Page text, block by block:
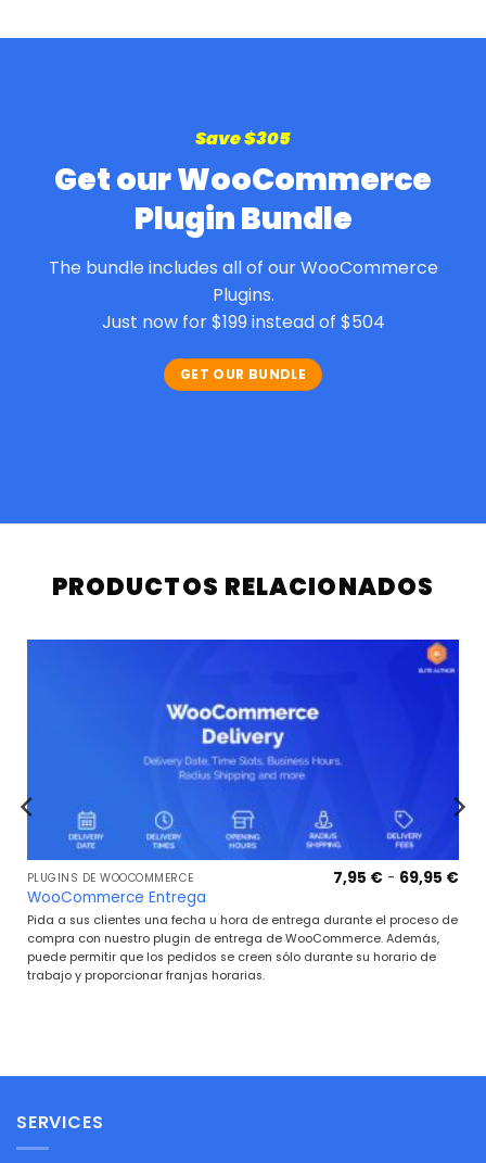
Save $305
Get our WooCommerce
Plugin Bundle
The bundle includes all of our WooCommerce
Plugins.
Just now for $199 instead of $504
GET OUR BUNDLE
PRODUCTOS RELACIONADOS
PLUGINS DE WOOCOMMERCE
WooCommerce Entrega
7,95 € - 69,95 €
Pida a sus clientes una fecha u hora de entrega durante el proceso de
compra con nuestro plugin de entrega de WooCommerce. Además,
puede permitir que los pedidos se creen sólo durante su horario de
trabajo y proporcionar franjas horarias.
Rango
precios:
desde
7,95 €
hasta
69,95 €
SERVICES